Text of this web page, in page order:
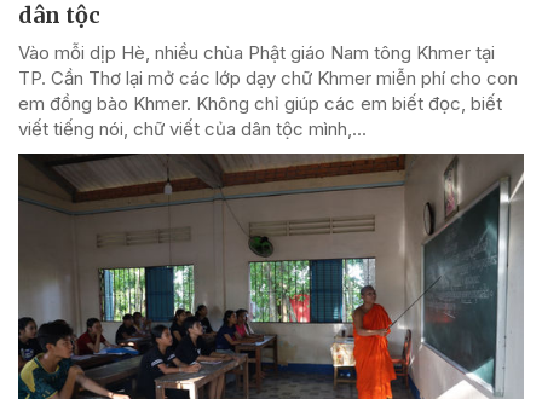
dân tộc
Vào mỗi dịp Hè, nhiều chùa Phật giáo Nam tông Khmer tại
TP. Cần Thơ lại mở các lớp dạy chữ Khmer miễn phí cho con
em đồng bào Khmer. Không chỉ giúp các em biết đọc, biết
viết tiếng nói, chữ viết của dân tộc mình,...